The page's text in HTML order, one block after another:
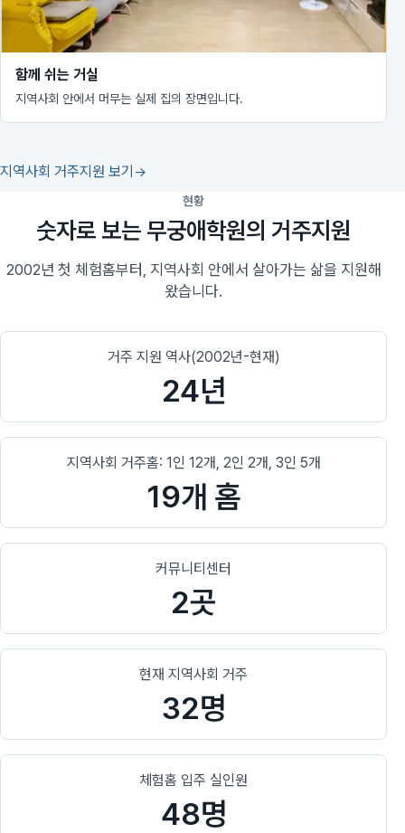
함께 쉬는 거실
지역사회 안에서 머무는 실제 집의 장면입니다.
지역사회 거주지원 보기
현황
숫자로 보는 무궁애학원의 거주지원
2002년 첫 체험홈부터, 지역사회 안에서 살아가는 삶을 지원해
왔습니다.
거주 지원 역사(2002년-현재)
24년
지역사회 거주홈: 1인 12개, 2인 2개, 3인 5개
19개 홈
커뮤니티센터
2곳
현재 지역사회 거주
32명
체험홈 입주 실인원
48명